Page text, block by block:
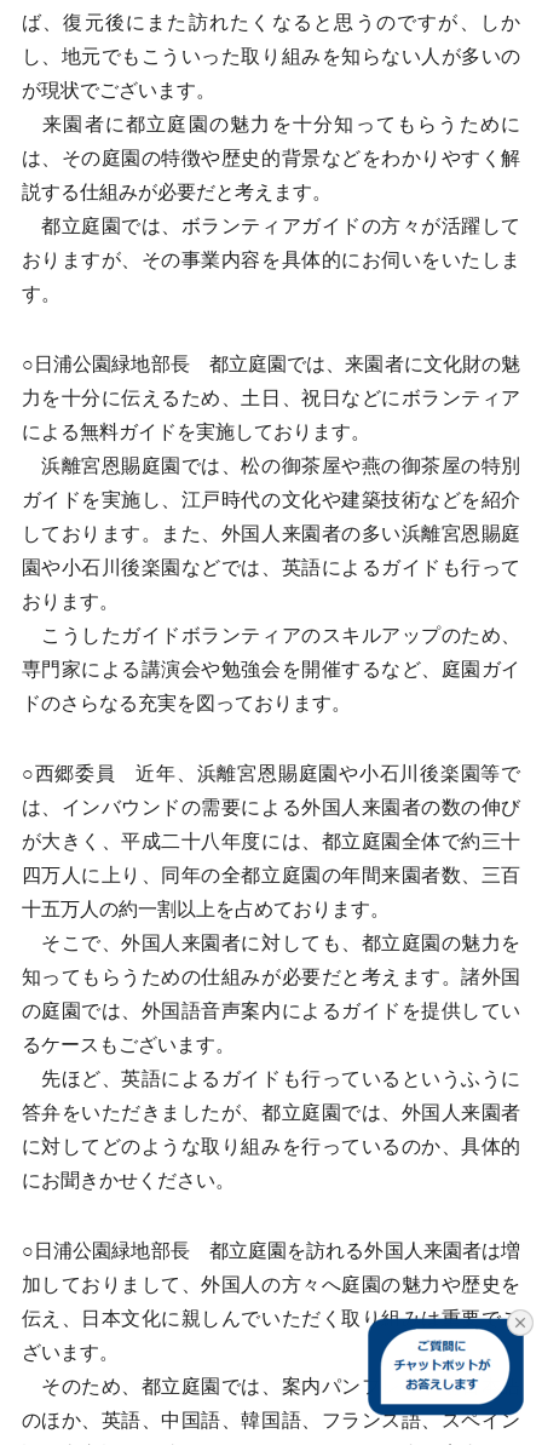
ば、復元後にまた訪れたくなると思うのですが、しか
し、地元でもこういった取り組みを知らない人が多いの
が現状でございます。
来園者に都立庭園の魅力を十分知ってもらうために
は、その庭園の特徴や歴史的背景などをわかりやすく解
説する仕組みが必要だと考えます。
都立庭園では、ボランティアガイドの方々が活躍して
おりますが、その事業内容を具体的にお伺いをいたしま
す。
○日浦公園緑地部長 都立庭園では、来園者に文化財の魅
力を十分に伝えるため、土日、祝日などにボランティア
による無料ガイドを実施しております。
浜離宮恩賜庭園では、松の御茶屋や燕の御茶屋の特別
ガイドを実施し、江戸時代の文化や建築技術などを紹介
しております。また、外国人来園者の多い浜離宮恩賜庭
園や小石川後楽園などでは、英語によるガイドも行って
おります。
こうしたガイドボランティアのスキルアップのため、
専門家による講演会や勉強会を開催するなど、庭園ガイ
ドのさらなる充実を図っております。
○西郷委員 近年、浜離宮恩賜庭園や小石川後楽園等で
は、インバウンドの需要による外国人来園者の数の伸び
が大きく、平成二十八年度には、都立庭園全体で約三十
四万人に上り、同年の全都立庭園の年間来園者数、三百
十五万人の約一割以上を占めております。
そこで、外国人来園者に対しても、都立庭園の魅力を
知ってもらうための仕組みが必要だと考えます。諸外国
の庭園では、外国語音声案内によるガイドを提供してい
るケースもございます。
先ほど、英語によるガイドも行っているというふうに
答弁をいただきましたが、都立庭園では、外国人来園者
に対してどのような取り組みを行っているのか、具体的
にお聞きかせください。
○日浦公園緑地部長 都立庭園を訪れる外国人来園者は増
加しておりまして、外国人の方々へ庭園の魅力や歴史を
伝え、日本文化に親しんでいただく取り組みは重要でご
ざいます。
そのため、都立庭園では、案内パンフレットを日本語
のほか、英語、中国語、韓国語、フランス語、スペイン